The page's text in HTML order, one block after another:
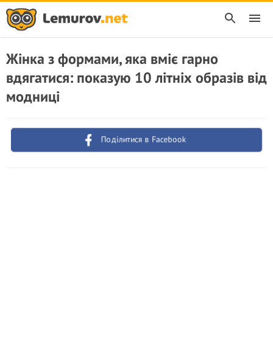
Жінка з формами, яка вміє гарно
вдягатися: показую 10 літніх образів від
модниці
Поділитися в Facebook